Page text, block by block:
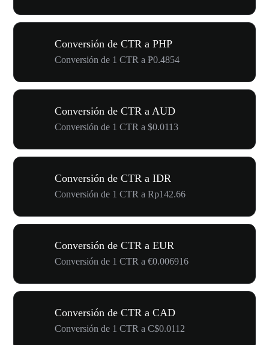
Conversión de CTR a PHP
Conversión de 1 CTR a ₱0.4854
Conversión de CTR a AUD
Conversión de 1 CTR a $0.0113
Conversión de CTR a IDR
Conversión de 1 CTR a Rp142.66
Conversión de CTR a EUR
Conversión de 1 CTR a €0.006916
Conversión de CTR a CAD
Conversión de 1 CTR a C$0.0112